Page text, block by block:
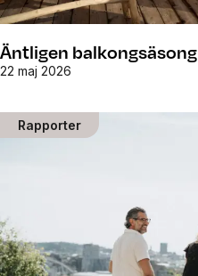
Äntligen balkongsäsong
22 maj 2026
Rapporter